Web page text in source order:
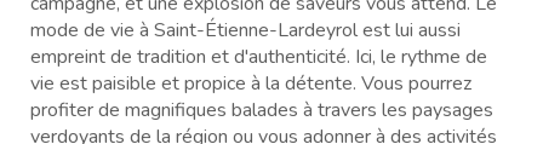
mode de vie à Saint-Étienne-Lardeyrol est lui aussi
empreint de tradition et d'authenticité. Ici, le rythme de
vie est paisible et propice à la détente. Vous pourrez
profiter de magnifiques balades à travers les paysages
verdoyants de la région ou vous adonner à des activités